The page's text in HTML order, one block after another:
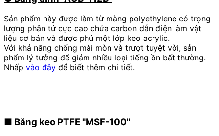
Sản phẩm này được làm từ màng polyethylene có trọng
lượng phân tử cực cao chứa carbon dẫn điện làm vật
liệu cơ bản và được phủ một lớp keo acrylic.
Với khả năng chống mài mòn và trượt tuyệt vời, sản
phẩm lý tưởng để giảm nhiều loại tiếng ồn bất thường.
Nhấp vào đây để biết thêm chi tiết.
■ Băng keo PTFE "MSF-100"